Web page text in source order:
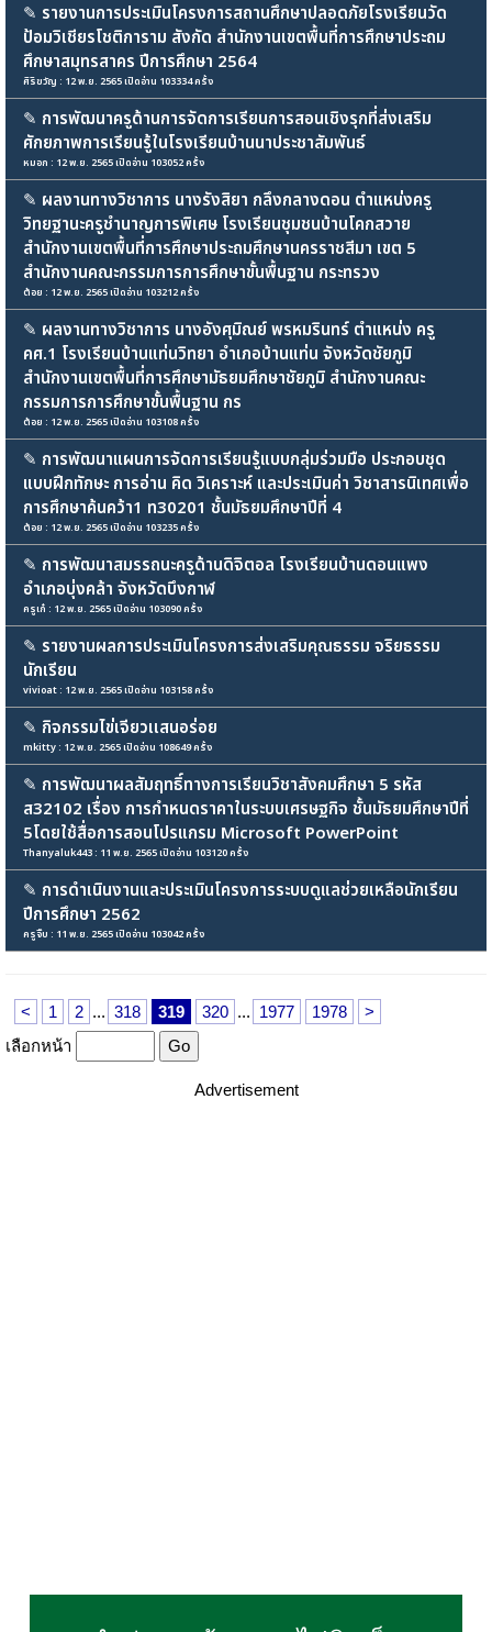
✎ รายงานการประเมินโครงการสถานศึกษาปลอดภัยโรงเรียนวัด
ป้อมวิเชียรโชติการาม สังกัด สำนักงานเขตพื้นที่การศึกษาประถม
ศึกษาสมุทรสาคร ปีการศึกษา 2564
ศิริขวัญ : 12 พ.ย. 2565 เปิดอ่าน 103334 ครั้ง
✎ การพัฒนาครูด้านการจัดการเรียนการสอนเชิงรุกที่ส่งเสริม
ศักยภาพการเรียนรู้ในโรงเรียนบ้านนาประชาสัมพันธ์
หมอก : 12 พ.ย. 2565 เปิดอ่าน 103052 ครั้ง
✎ ผลงานทางวิชาการ นางรังสิยา กลึงกลางดอน ตำแหน่งครู
วิทยฐานะครูชำนาญการพิเศษ โรงเรียนชุมชนบ้านโคกสวาย
สำนักงานเขตพื้นที่การศึกษาประถมศึกษานครราชสีมา เขต 5
สำนักงานคณะกรรมการการศึกษาขั้นพื้นฐาน กระทรวง
ต้อย : 12 พ.ย. 2565 เปิดอ่าน 103212 ครั้ง
✎ ผลงานทางวิชาการ นางอังศุมิณย์ พรหมรินทร์ ตำแหน่ง ครู
คศ.1 โรงเรียนบ้านแท่นวิทยา อำเภอบ้านแท่น จังหวัดชัยภูมิ
สำนักงานเขตพื้นที่การศึกษามัธยมศึกษาชัยภูมิ สำนักงานคณะ
กรรมการการศึกษาขั้นพื้นฐาน กร
ต้อย : 12 พ.ย. 2565 เปิดอ่าน 103108 ครั้ง
✎ การพัฒนาแผนการจัดการเรียนรู้แบบกลุ่มร่วมมือ ประกอบชุด
แบบฝึกทักษะ การอ่าน คิด วิเคราะห์ และประเมินค่า วิชาสารนิเทศเพื่อ
การศึกษาค้นคว้า1 ท30201 ชั้นมัธยมศึกษาปีที่ 4
ต้อย : 12 พ.ย. 2565 เปิดอ่าน 103235 ครั้ง
✎ การพัฒนาสมรรถนะครูด้านดิจิตอล โรงเรียนบ้านดอนแพง
อำเภอบุ่งคล้า จังหวัดบึงกาฬ
ครูเก๋ : 12 พ.ย. 2565 เปิดอ่าน 103090 ครั้ง
✎ รายงานผลการประเมินโครงการส่งเสริมคุณธรรม จริยธรรม
นักเรียน
vivioat : 12 พ.ย. 2565 เปิดอ่าน 103158 ครั้ง
✎ กิจกรรมไข่เจียวเเสนอร่อย
mkitty : 12 พ.ย. 2565 เปิดอ่าน 108649 ครั้ง
✎ การพัฒนาผลสัมฤทธิ์ทางการเรียนวิชาสังคมศึกษา 5 รหัส
ส32102 เรื่อง การกำหนดราคาในระบบเศรษฐกิจ ชั้นมัธยมศึกษาปีที่
5โดยใช้สื่อการสอนโปรแกรม Microsoft PowerPoint
Thanyaluk443 : 11 พ.ย. 2565 เปิดอ่าน 103120 ครั้ง
✎ การดำเนินงานและประเมินโครงการระบบดูแลช่วยเหลือนักเรียน
ปีการศึกษา 2562
ครูจิ๊บ : 11 พ.ย. 2565 เปิดอ่าน 103042 ครั้ง
< 1 2 ... 318 319 320 ... 1977 1978
>
เลือกหน้า
Advertisement